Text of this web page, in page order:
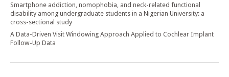
Smartphone addiction, nomophobia, and neck-related functional
disability among undergraduate students in a Nigerian University: a
cross-sectional study
A Data-Driven Visit Windowing Approach Applied to Cochlear Implant
Follow-Up Data